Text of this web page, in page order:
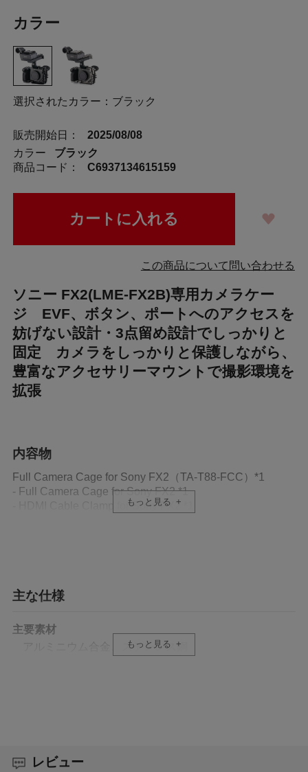
カラー
選択されたカラー：ブラック
販売開始日：
2025/08/08
カラー
ブラック
商品コード：
C6937134615159
この商品について問い合わせる
ソニー FX2(LME-FX2B)専用カメラケー
ジ EVF、ボタン、ポートへのアクセスを
妨げない設計・3点留め設計でしっかりと
固定 カメラをしっかりと保護しながら、
豊富なアクセサリーマウントで撮影環境を
拡張
内容物
Full Camera Cage for Sony FX2（TA-T88-FCC）*1
- Full Camera Cage for Sony FX2 *1
- HDMI Cable Clamp for Sony FX2 *1
もっと見る
主な仕様
主要素材
アルミニウム合金、ステンレス鋼
もっと見る
レビュー